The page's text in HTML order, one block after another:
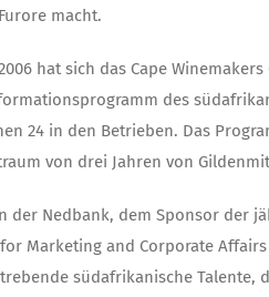
macht.
hat sich das Cape
des
24 in den Betrieben. Das
von drei Jahren von
der Nedbank, dem Sponsor der
Marketing and Corporate
südafrikanische